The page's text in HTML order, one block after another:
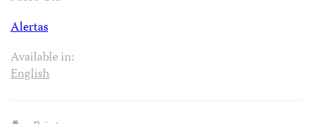
Alertas
Available in:
English